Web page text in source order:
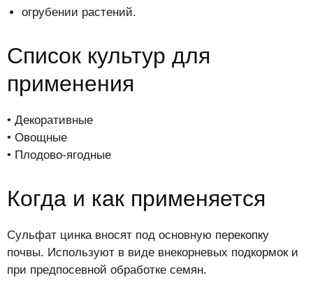
огрубении растений.
Список культур для
применения
• Декоративные
• Овощные
• Плодово-ягодные
Когда и как применяется
Сульфат цинка вносят под основную перекопку
почвы. Используют в виде внекорневых подкормок и
при предпосевной обработке семян.